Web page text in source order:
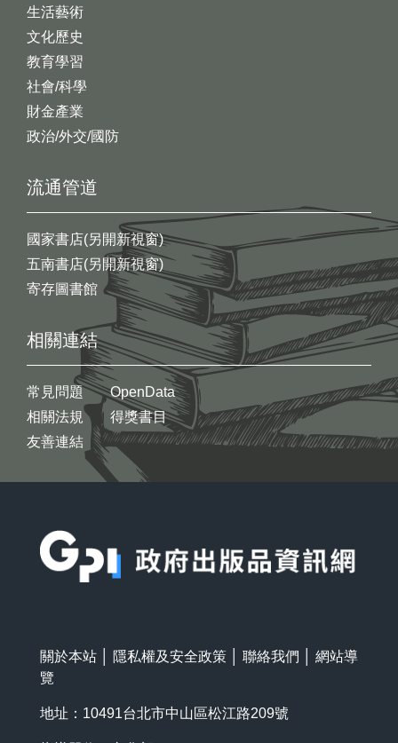
生活藝術
文化歷史
教育學習
社會/科學
財金產業
政治/外交/國防
流通管道
國家書店(另開新視窗)
五南書店(另開新視窗)
寄存圖書館
相關連結
常見問題
相關法規
友善連結
OpenData
得獎書目
關於本站 隱私權及安全政策 聯絡我們
網站導
覽
地址：10491台北市中山區松江路209號